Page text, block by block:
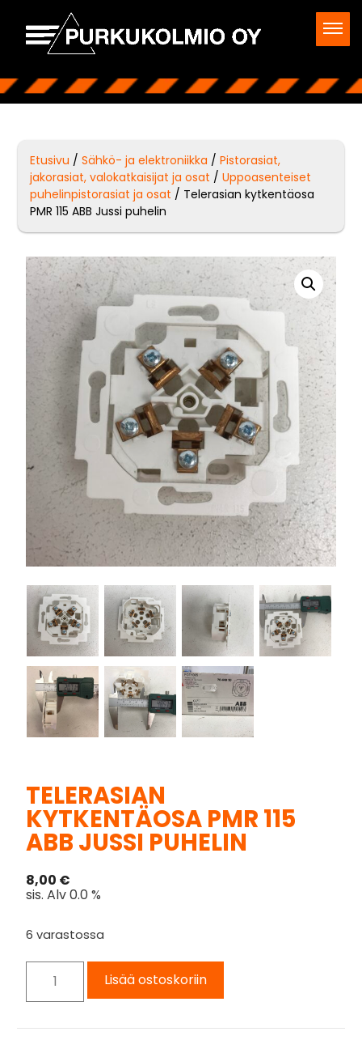
Etusivu /Sähkö- ja elektroniikka /Pistorasiat,
jakorasiat, valokatkaisijat ja osat /Uppoasenteiset
puhelinpistorasiat ja osat / Telerasian kytkentäosa
PMR 115 ABB Jussi puhelin
TELERASIAN
KYTKENTÄOSA PMR 115
ABB JUSSI PUHELIN
8,00 €
sis. Alv 0.0 %
6 varastossa
Lisää ostoskoriin